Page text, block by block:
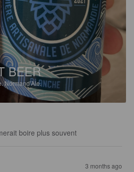
BEER
Normand'Ale.
boire plus souvent
3 months ago